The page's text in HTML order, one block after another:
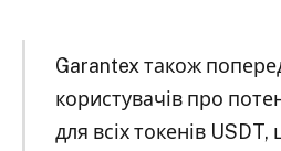
Garantex також
користувачів про
для всіх токенів